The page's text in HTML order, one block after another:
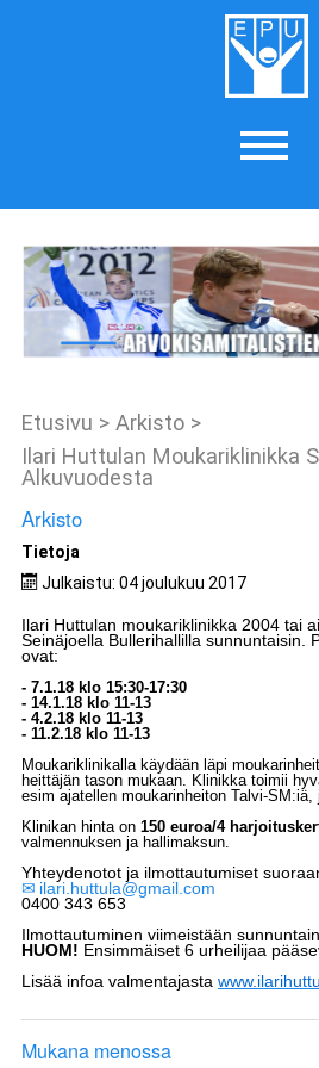
Etusivu > Arkisto >
Ilari Huttulan Moukariklinikka
Alkuvuodesta
Arkisto
Tietoja
Julkaistu: 04 joulukuu 2017
Ilari Huttulan moukariklinikka 2004 tai
Seinäjoella Bullerihallilla sunnuntaisin.
ovat:
- 7.1.18 klo 15:30-17:30
- 14.1.18 klo 11-13
- 4.2.18 klo 11-13
- 11.2.18 klo 11-13
Moukariklinikalla käydään läpi
heittäjän tason mukaan. Klinikka toimii
esim ajatellen moukarinheiton Talvi-SM:iä,
Klinikan hinta on150 euroa/4
valmennuksen ja hallimaksun.
Yhteydenotot ja ilmottautumiset
ilari.huttula@gmail.com
0400 343 653
Ilmottautuminen viimeistään
HUOM! Ensimmäiset 6 urheilijaa
Lisää infoa valmentajasta
Mukana menossa